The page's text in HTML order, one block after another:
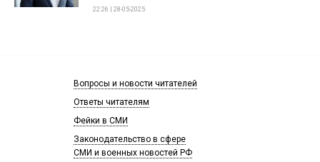
22:26 | 28-05-2025
Вопросы и новости читателей
Ответы читателям
Фейки в СМИ
Законодательство в сфере
СМИ и военных новостей РФ